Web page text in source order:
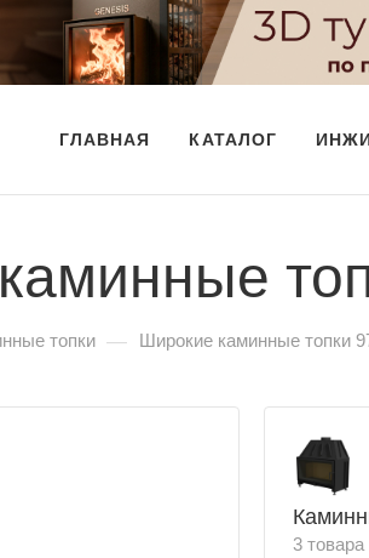
ГЛАВНАЯ КАТАЛОГ
топки — Широкие каминные топки
3 товара